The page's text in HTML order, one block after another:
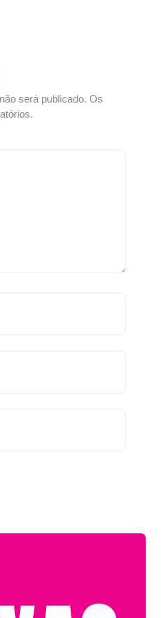
será publicado. Os